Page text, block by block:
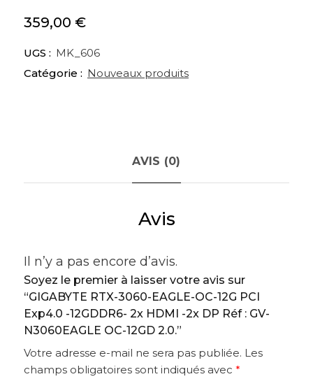
359,00 €
UGS : MK_606
Catégorie : Nouveaux produits
AVIS (0)
Avis
Il n’y a pas encore d’avis.
Soyez le premier à laisser votre avis sur
“GIGABYTE RTX-3060-EAGLE-OC-12G PCI
Exp4.0 -12GDDR6- 2x HDMI -2x DP Réf : GV-
N3060EAGLE OC-12GD 2.0.”
Votre adresse e-mail ne sera pas publiée. Les
champs obligatoires sont indiqués avec *